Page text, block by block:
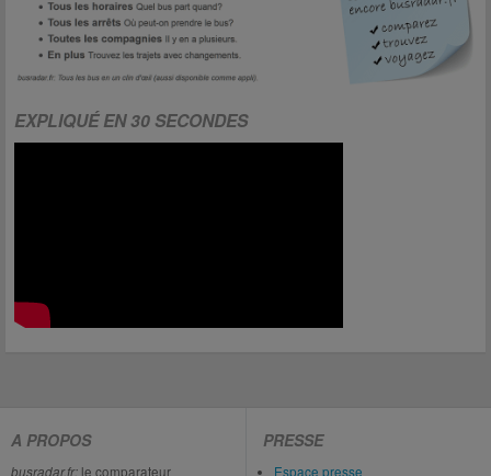
EXPLIQUÉ EN 30 SECONDES
A PROPOS
busradar.fr: le comparateur
PRESSE
Espace presse